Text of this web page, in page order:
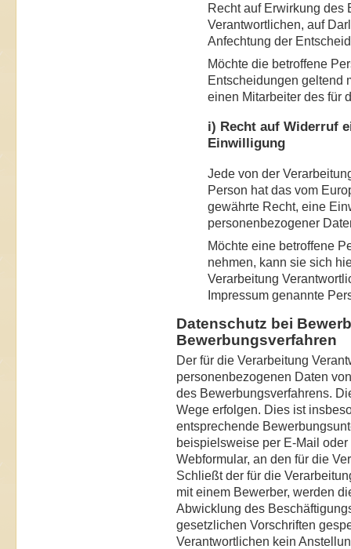
Recht auf Erwirkung des
Verantwortlichen, auf
Anfechtung der
Möchte die betroffene
Entscheidungen geltend
einen Mitarbeiter des für
i) Recht auf Widerruf
Einwilligung
Jede von der
Person hat das vom
gewährte Recht, eine
personenbezogener
Möchte eine betroffene
nehmen, kann sie sich
Verarbeitung
Impressum genannte
Datenschutz bei
Bewerbungsverfahren
Der für die Verarbeitung
personenbezogenen Daten
des Bewerbungsverfahrens.
Wege erfolgen. Dies ist
entsprechende
beispielsweise per E-Mail
Webformular, an den für die
Schließt der für die
mit einem Bewerber, werden
Abwicklung des
gesetzlichen Vorschriften
Verantwortlichen kein